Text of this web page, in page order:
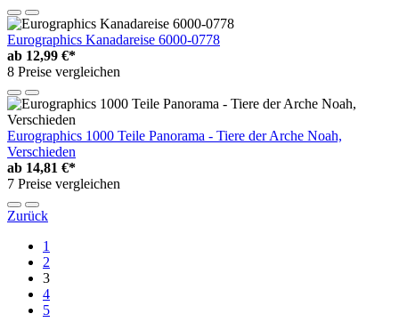
Eurographics Kanadareise 6000-0778
ab 12,99 €*
8 Preise vergleichen
Eurographics 1000 Teile Panorama - Tiere der Arche Noah,
Verschieden
ab 14,81 €*
7 Preise vergleichen
Zurück
1
2
3
4
5